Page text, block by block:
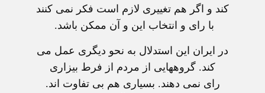
کند و اگر هم تغييری لازم است فکر نمی کنند
با رای و انتخاب اين و آن ممکن باشد.
در ايران اين استدلال به نحو ديگری عمل می
کند. گروههايی از مردم از فرط بيزاری
رای نمی دهند. بسياری هم بی تفاوت اند.